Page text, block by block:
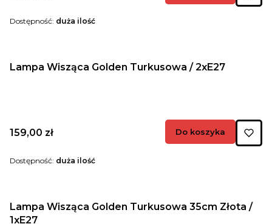
Dostępność: duża ilość
Lampa Wisząca Golden Turkusowa / 2xE27
Cena
159,00 zł Do koszyka
Dostępność: duża ilość
Lampa Wisząca Golden Turkusowa 35cm Złota /
1xE27